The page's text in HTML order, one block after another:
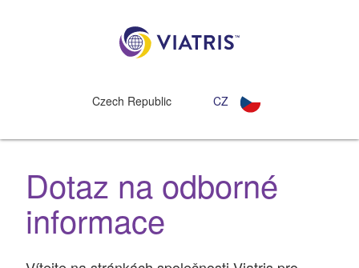
Czech Republic CZ
Dotaz na odborné
informace